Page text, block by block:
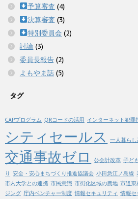
予算審査 (4)
決算審査 (3)
特別委員会 (2)
討論 (3)
委員長報告 (2)
よもやま話 (5)
タグ
CAPプログラム QRコードの活用 インターネット犯罪
シティセールス
一人暮ら
交通事故ゼロ 公会計改革 子ど
り 安全・安心まちづくり推進協議会 小田急江ノ島線
市内大学との連携 市民意識 市街化区域の農地 市道東
ジング 庁内ベンチャー制度 情報セキュリティ 情報セ